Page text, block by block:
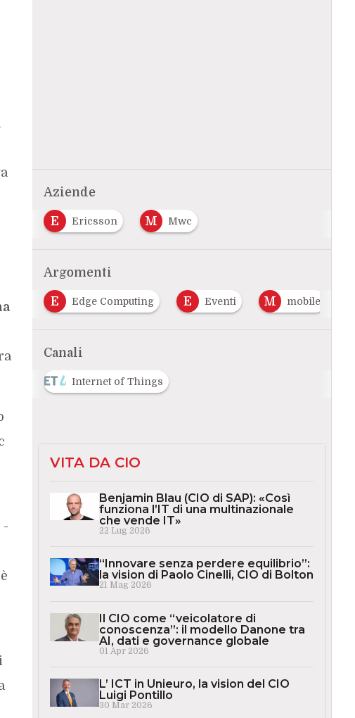
-
Aziende
E Ericsson M Mwc
Argomenti
E Edge Computing E Eventi M mobile
Canali
Internet of Things
VITA DA CIO
Benjamin Blau (CIO di SAP): «Così
funziona l’IT di una multinazionale
che vende IT»
22 Lug 2026
“Innovare senza perdere equilibrio”:
la vision di Paolo Cinelli, CIO di Bolton
21 Mag 2026
Il CIO come “veicolatore di
conoscenza”: il modello Danone tra
AI, dati e governance globale
01 Apr 2026
L’ ICT in Unieuro, la vision del CIO
Luigi Pontillo
30 Mar 2026